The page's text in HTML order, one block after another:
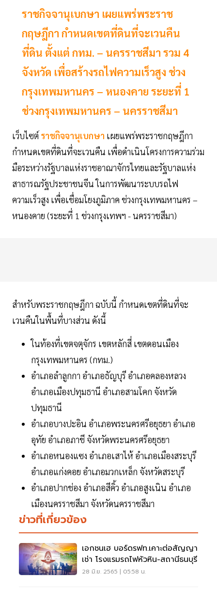
ราชกิจจานุเบกษา เผยแพร่พระราช
กฤษฎีกา กำหนดเขตที่ดินที่จะเวนคืน
ที่ดิน ตั้งแต่ กทม. – นครราชสีมา รวม 4
จังหวัด เพื่อสร้างรถไฟความเร็วสูง ช่วง
กรุงเทพมหานคร – หนองคาย ระยะที่ 1
ช่วงกรุงเทพมหานคร – นครราชสีมา
เว็บไซต์ ราชกิจจานุเบกษา เผยแพร่พระราชกฤษฎีกา
กำหนดเขตที่ดินที่จะเวนคืน เพื่อดำเนินโครงการความร่วม
มือระหว่างรัฐบาลแห่งราชอาณาจักรไทยและรัฐบาลแห่ง
สาธารณรัฐประชาชนจีน ในการพัฒนาระบบรถไฟ
ความเร็วสูง เพื่อเชื่อมโยงภูมิภาค ช่วงกรุงเทพมหานคร –
หนองคาย (ระยะที่ 1 ช่วงกรุงเทพฯ - นครราชสีมา)
สำหรับพระราชกฤษฎีกา ฉบับนี้ กำหนดเขตที่ดินที่จะ
เวนคืนในพื้นที่บางส่วน ดังนี้
ในท้องที่เขตจตุจักร เขตหลักสี่ เขตดอนเมือง
กรุงเทพมหานคร (กทม.)
อำเภอลำลูกกา อำเภอธัญบุรี อำเภอคลองหลวง
อำเภอเมืองปทุมธานี อำเภอสามโคก จังหวัด
ปทุมธานี
อำเภอบางปะอิน อำเภอพระนครศรีอยุธยา อำเภอ
อุทัย อำเภอภาชี จังหวัดพระนครศรีอยุธยา
อำเภอหนองแซง อำเภอเสาไห้ อำเภอเมืองสระบุรี
อำเภอแก่งคอย อำเภอมวกเหล็ก จังหวัดสระบุรี
อำเภอปากช่อง อำเภอสีคิ้ว อำเภอสูงเนิน อำเภอ
เมืองนครราชสีมา จังหวัดนครราชสีมา
ข่าวที่เกี่ยวข้อง
เอกชนเฮ บอร์ดรฟท.เคาะต่อสัญญา
เช่า โรงแรมรถไฟหัวหิน-สถานีธนบุรี
28 มิ.ย. 2565 | 05:58 น.